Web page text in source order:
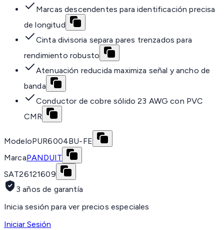
Marcas descendentes para identificación precisa
de longitud
Cinta divisoria separa pares trenzados para
rendimiento robusto
Atenuación reducida maximiza señal y ancho de
banda
Conductor de cobre sólido 23 AWG con PVC
CMR
ModeloPUR6004BU-FE
MarcaPANDUIT
SAT26121609
3 años de garantía
Inicia sesión para ver precios especiales
Iniciar Sesión